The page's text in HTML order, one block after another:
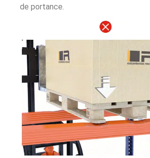
de portance.